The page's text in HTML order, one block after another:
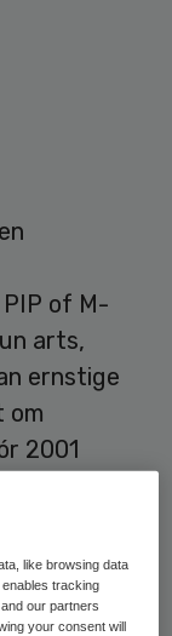
of M-
arts,
ernstige
om
2001
vrouwen
like browsing data
tracking
our partners
your consent will